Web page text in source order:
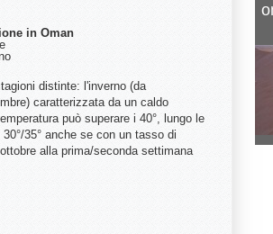
in Oman
distinte: l 'inverno (da
caratterizzata da un caldo
può superare i 40°, lungo le
35° anche se con un tasso di
alla prima/seconda settimana